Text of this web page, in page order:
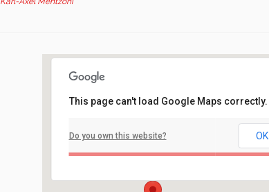
Arrangement
This page can't load Google Maps correctly.
Do you own this website? OK